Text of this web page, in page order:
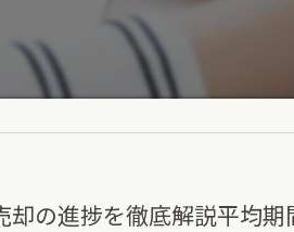
却の進捗を徹底解説平均